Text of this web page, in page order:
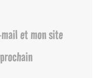
et mon site